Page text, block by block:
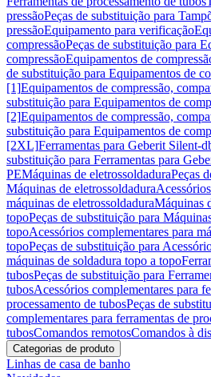
pressãoPeças de substituição para
pressãoEquipamento para verificação
compressãoPeças de substituição para
compressãoEquipamentos de
de substituição para Equipamentos de
[1]Equipamentos de compressão,
substituição para Equipamentos de
[2]Equipamentos de compressão,
substituição para Equipamentos de
[2XL]Ferramentas para Geberit Silent-
substituição para Ferramentas para
PEMáquinas de eletrossoldaduraPeças
Máquinas de eletrossoldadura
máquinas de eletrossoldaduraMáquinas
topoPeças de substituição para
topoAcessórios complementares para
topoPeças de substituição para
máquinas de soldadura topo a topo
tubosPeças de substituição para
tubosAcessórios complementares para
processamento de tubosPeças de
complementares para ferramentas de
tubosComandos remotosComandos à
Categorias de produto
Linhas de casa de banho